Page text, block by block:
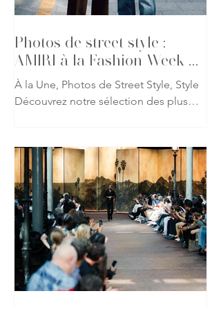
comme les sculptures de pierre qui les
Photos de street style :
AMIRI à la Fashion Week de
Paris
À la Une, Photos de Street Style, Style
Découvrez notre sélection des plus
de la Fashion Week de Paris. Fidèle à
l'univers imaginé par Mike Amiri, les
invités ont revisité les codes du
glamour californien à travers des
silhouettes mêlant tailoring
décontracté, cuir, denim et détails
précieux. Une galerie qui capture
l'atmosphère du défilé et l'élégance
des invités présents pour l'un des